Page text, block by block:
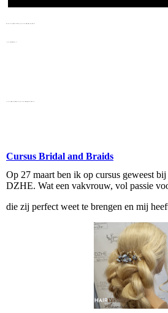
Cursus Bridal and Braids
Op 27 maart ben ik op cursus geweest
DZHE. Wat een vakvrouw, vol passie
die zij perfect weet te brengen en mij